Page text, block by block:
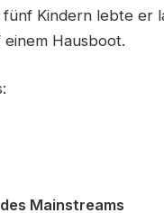
Kindern lebte er
Hausboot.
Mainstreams